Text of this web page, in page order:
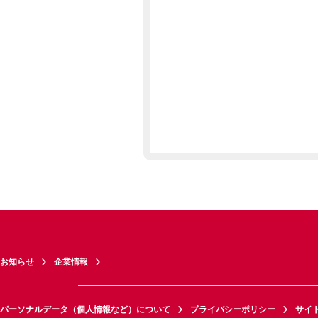
お知らせ 企業情報
パーソナルデータ（個人情報など）について プライバシーポリシー サイ